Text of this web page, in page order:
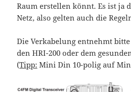
Raum erstellen könnt. Es ist ja
Netz, also gelten auch die
Die Verkabelung entnehmt
den HRI-200 oder dem
(Tipp: Mini Din 10-polig auf